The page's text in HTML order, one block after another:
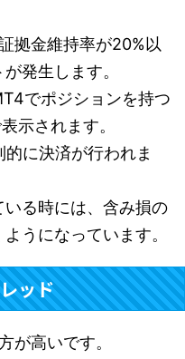
拠金維持率が20%以
発生します。
でポジションを持つ
示されます。
に決済が行われま
る時には、含み損の
うになっています。
ッド
が高いです。